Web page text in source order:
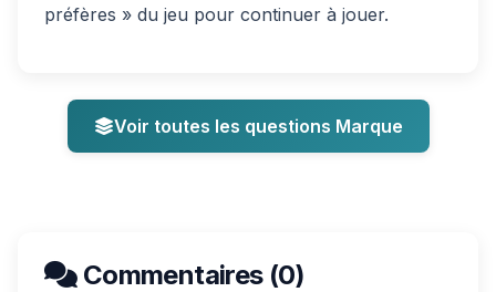
préfères » du jeu pour continuer à jouer.
Voir toutes les questions Marque
Commentaires (0)